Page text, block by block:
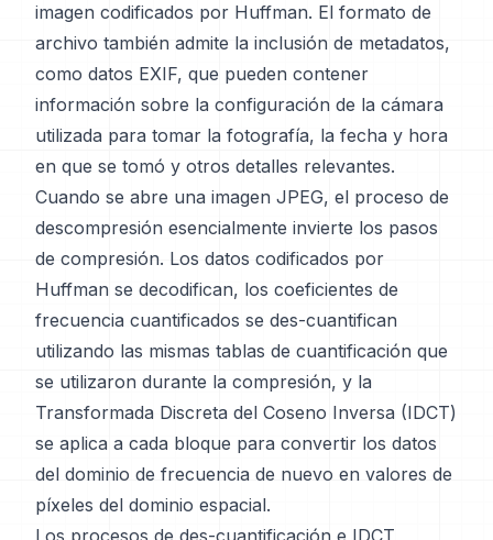
imagen codificados por Huffman. El formato de
archivo también admite la inclusión de metadatos,
como datos EXIF, que pueden contener
información sobre la configuración de la cámara
utilizada para tomar la fotografía, la fecha y hora
en que se tomó y otros detalles relevantes.
Cuando se abre una imagen JPEG, el proceso de
descompresión esencialmente invierte los pasos
de compresión. Los datos codificados por
Huffman se decodifican, los coeficientes de
frecuencia cuantificados se des-cuantifican
utilizando las mismas tablas de cuantificación que
se utilizaron durante la compresión, y la
Transformada Discreta del Coseno Inversa (IDCT)
se aplica a cada bloque para convertir los datos
del dominio de frecuencia de nuevo en valores de
píxeles del dominio espacial.
Los procesos de des-cuantificación e IDCT